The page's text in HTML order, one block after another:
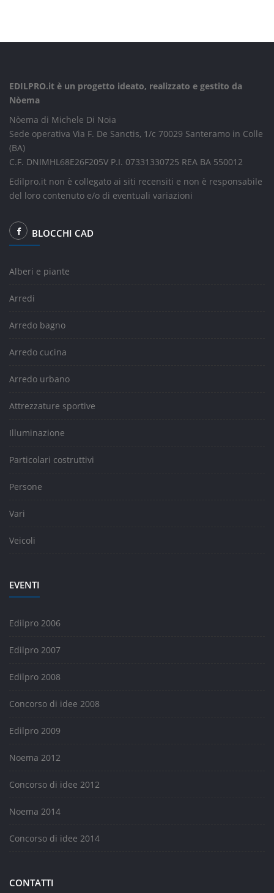
EDILPRO.it è un progetto ideato, realizzato e gestito da
Nòema
Nòema di Michele Di Noia
Sede operativa Via F. De Sanctis, 1/c 70029 Santeramo in Colle
(BA)
C.F. DNIMHL68E26F205V P.I. 07331330725 REA BA 550012
Edilpro.it non è collegato ai siti recensiti e non è responsabile
del loro contenuto e/o di eventuali variazioni
BLOCCHI CAD
Alberi e piante
Arredi
Arredo bagno
Arredo cucina
Arredo urbano
Attrezzature sportive
Illuminazione
Particolari costruttivi
Persone
Vari
Veicoli
EVENTI
Edilpro 2006
Edilpro 2007
Edilpro 2008
Concorso di idee 2008
Edilpro 2009
Noema 2012
Concorso di idee 2012
Noema 2014
Concorso di idee 2014
CONTATTI